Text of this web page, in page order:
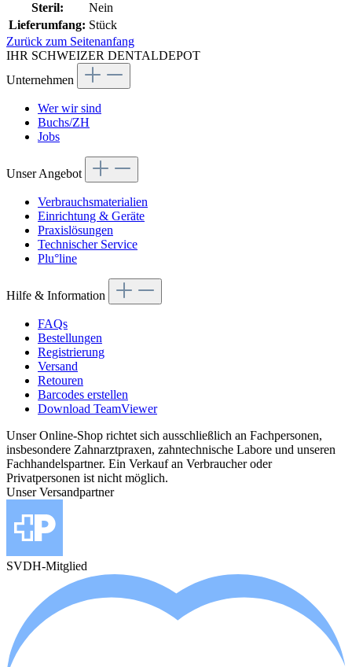
Steril:
Nein
Lieferumfang: Stück
Zurück zum Seitenanfang
IHR SCHWEIZER DENTALDEPOT
Unternehmen
Wer wir sind
Buchs/ZH
Jobs
Unser Angebot
Verbrauchsmaterialien
Einrichtung & Geräte
Praxislösungen
Technischer Service
Plu°line
Hilfe & Information
FAQs
Bestellungen
Registrierung
Versand
Retouren
Barcodes erstellen
Download TeamViewer
Unser Online-Shop richtet sich ausschließlich an Fachpersonen,
insbesondere Zahnarztpraxen, zahntechnische Labore und unseren
Fachhandelspartner. Ein Verkauf an Verbraucher oder
Privatpersonen ist nicht möglich.
Unser Versandpartner
SVDH-Mitglied